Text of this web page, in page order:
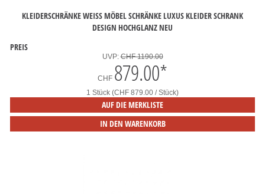
KLEIDERSCHRÄNKE WEISS MÖBEL SCHRÄNKE LUXUS KLEIDER SCHRANK D
ESIGN HOCHGLANZ NEU
PREIS
UVP:CHF 1190.00
CHF 879.00*
1 Stück (CHF 879.00 / Stück)
AUF DIE MERKLISTE
IN DEN WARENKORB